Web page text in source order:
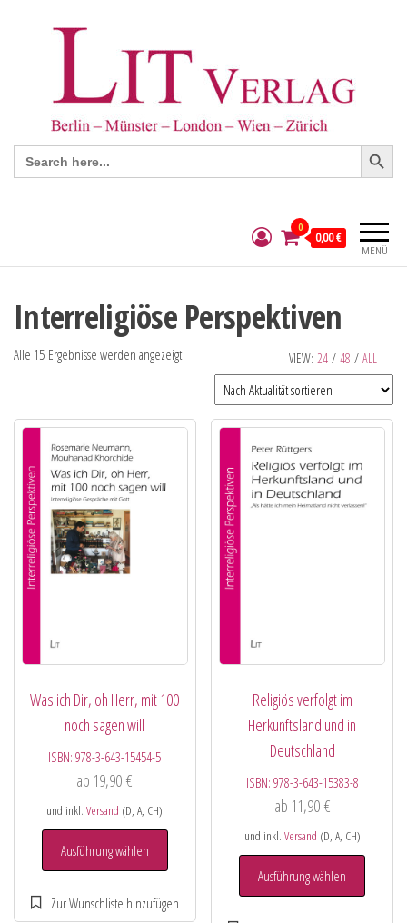
Search
for:
Search Button
MENÜ
0
0,00 €
Interreligiöse Perspektiven
VIEW: 24 / 48 / ALL
Alle 15 Ergebnisse werden angezeigt
Was ich Dir, oh Herr, mit 100
noch sagen will
ISBN:978-3-643-15454-5
ab 19,90€
und inkl.Versand (D, A, CH)
Ausführung wählen
Religiös verfolgt im
Herkunftsland und in
Deutschland
ISBN: 978-3-643-15383-8
ab 11,90 €
und inkl. Versand (D, A, CH)
Ausführung wählen